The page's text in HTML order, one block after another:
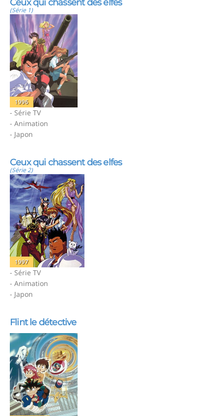
Ceux qui chassent des elfes
(Série 1)
1996
- Série TV
- Animation
- Japon
Ceux qui chassent des elfes
(Série 2)
1997
- Série TV
- Animation
- Japon
Flint le détective